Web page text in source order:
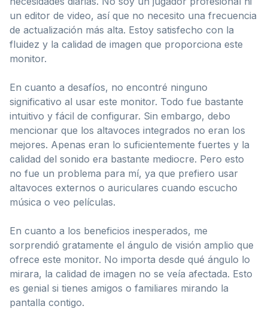
un editor de video, así que no necesito una frecuencia
de actualización más alta. Estoy satisfecho con la
fluidez y la calidad de imagen que proporciona este
monitor.
En cuanto a desafíos, no encontré ninguno
significativo al usar este monitor. Todo fue bastante
intuitivo y fácil de configurar. Sin embargo, debo
mencionar que los altavoces integrados no eran los
mejores. Apenas eran lo suficientemente fuertes y la
calidad del sonido era bastante mediocre. Pero esto
no fue un problema para mí, ya que prefiero usar
altavoces externos o auriculares cuando escucho
música o veo películas.
En cuanto a los beneficios inesperados, me
sorprendió gratamente el ángulo de visión amplio que
ofrece este monitor. No importa desde qué ángulo lo
mirara, la calidad de imagen no se veía afectada. Esto
es genial si tienes amigos o familiares mirando la
pantalla contigo.